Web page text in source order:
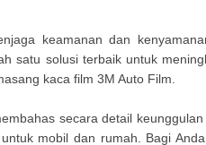
keamanan dan
satu solusi terbaik untuk
kaca film 3M Auto Film.
secara detail
mobil dan rumah. Bagi